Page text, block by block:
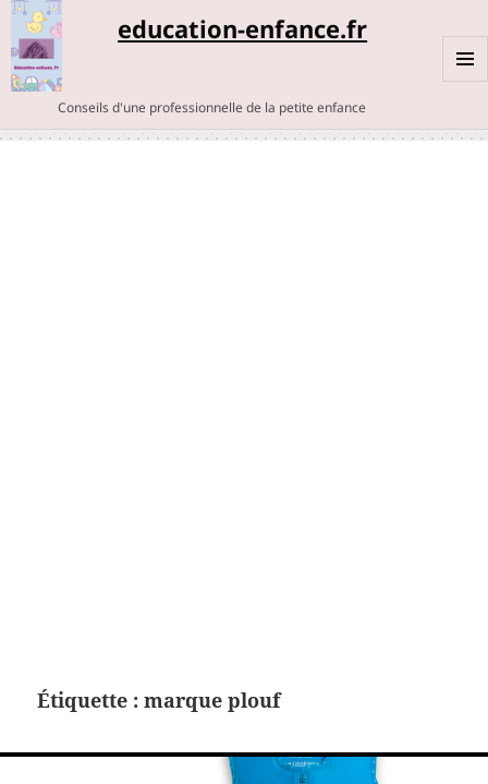
education-enfance.fr
Conseils d'une professionnelle de la petite enfance
Étiquette :marque plouf